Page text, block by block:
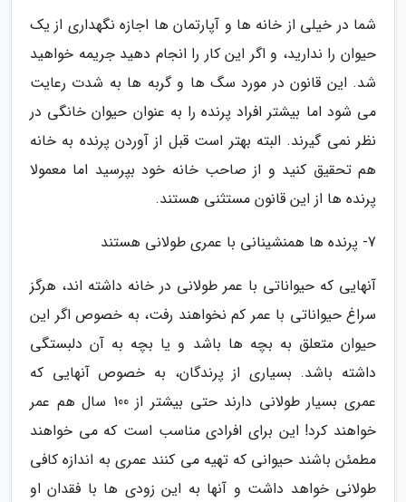
شما در خیلی از خانه ها و آپارتمان ها اجازه نگهداری از یک
حیوان را ندارید، و اگر این کار را انجام دهید جریمه خواهید
شد. این قانون در مورد سگ ها و گربه ها به شدت رعایت
می شود اما بیشتر افراد پرنده را به عنوان حیوان خانگی در
نظر نمی گیرند. البته بهتر است قبل از آوردن پرنده به خانه
هم تحقیق کنید و از صاحب خانه خود بپرسید اما معمولا
پرنده ها از این قانون مستثنی هستند.
7- پرنده ها همنشینانی با عمری طولانی هستند
آنهایی که حیواناتی با عمر طولانی در خانه داشته اند، هرگز
سراغ حیواناتی با عمر کم نخواهند رفت، به خصوص اگر این
حیوان متعلق به بچه ها باشد و یا بچه به آن دلبستگی
داشته باشد. بسیاری از پرندگان، به خصوص آنهایی که
عمری بسیار طولانی دارند حتی بیشتر از 100 سال هم عمر
خواهند کرد! این برای افرادی مناسب است که می خواهند
مطمئن باشند حیوانی که تهیه می کنند عمری به اندازه کافی
طولانی خواهد داشت و آنها به این زودی ها با فقدان او